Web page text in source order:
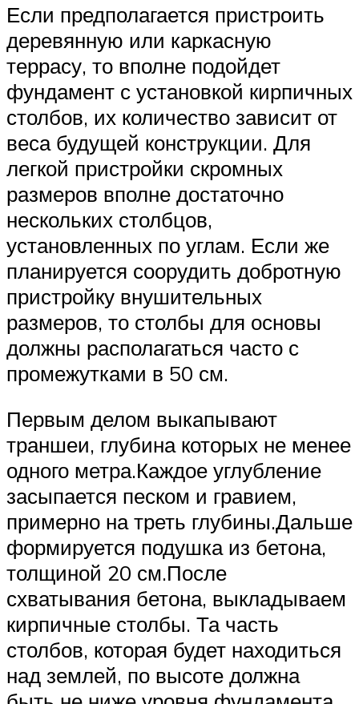
Если предполагается пристроить
деревянную или каркасную
террасу, то вполне подойдет
фундамент с установкой кирпичных
столбов, их количество зависит от
веса будущей конструкции. Для
легкой пристройки скромных
размеров вполне достаточно
нескольких столбцов,
установленных по углам. Если же
планируется соорудить добротную
пристройку внушительных
размеров, то столбы для основы
должны располагаться часто с
промежутками в 50 см.
Первым делом выкапывают
траншеи, глубина которых не менее
одного метра.Каждое углубление
засыпается песком и гравием,
примерно на треть глубины.Дальше
формируется подушка из бетона,
толщиной 20 см.После
схватывания бетона, выкладываем
кирпичные столбы. Та часть
столбов, которая будет находиться
над землей, по высоте должна